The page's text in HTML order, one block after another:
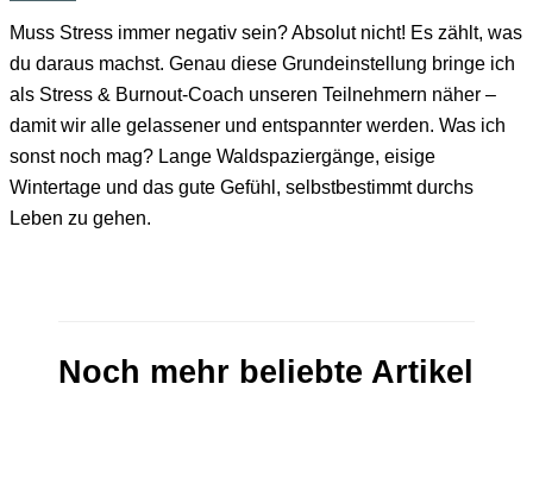
Muss Stress immer negativ sein? Absolut nicht! Es zählt, was
du daraus machst. Genau diese Grundeinstellung bringe ich
als Stress & Burnout-Coach unseren Teilnehmern näher –
damit wir alle gelassener und entspannter werden. Was ich
sonst noch mag? Lange Waldspaziergänge, eisige
Wintertage und das gute Gefühl, selbstbestimmt durchs
Leben zu gehen.
Noch mehr beliebte Artikel